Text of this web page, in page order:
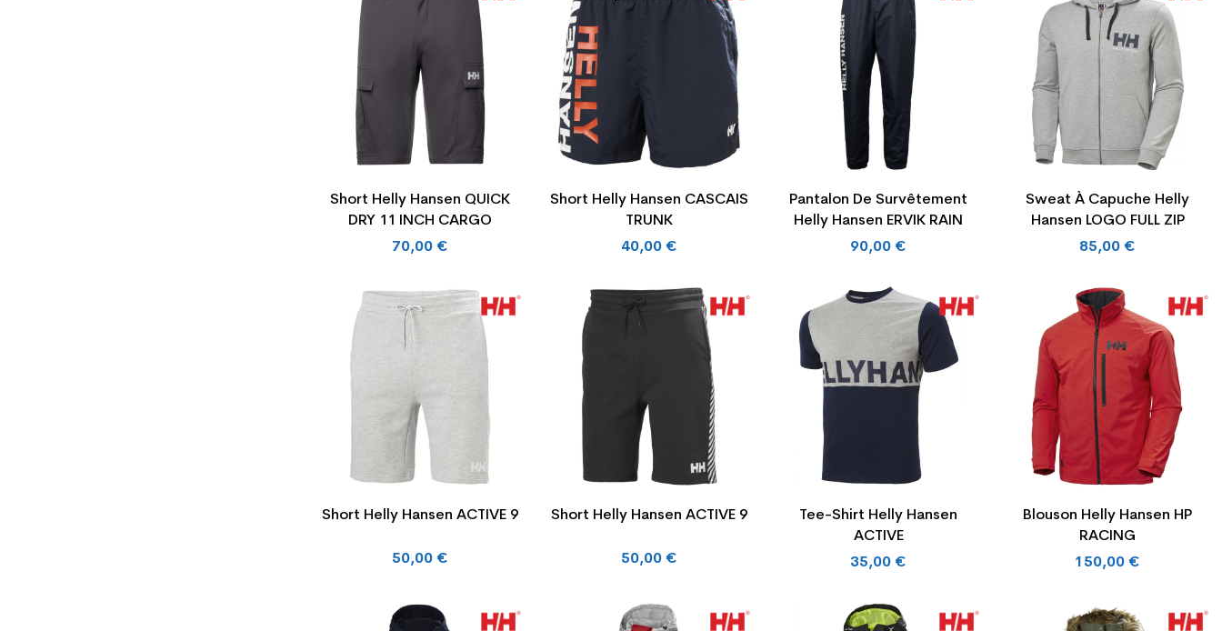
Short Helly Hansen QUICK
DRY 11 INCH CARGO
70,00 €
Short Helly Hansen CASCAIS
TRUNK
40,00 €
Pantalon De Survêtement
Helly Hansen ERVIK RAIN
90,00 €
Sweat À Capuche Helly
Hansen LOGO FULL ZIP
85,00 €
Short Helly Hansen ACTIVE 9
50,00 €
Short Helly Hansen ACTIVE 9
50,00 €
Tee-Shirt Helly Hansen
ACTIVE
35,00 €
Blouson Helly Hansen HP
RACING
150,00 €